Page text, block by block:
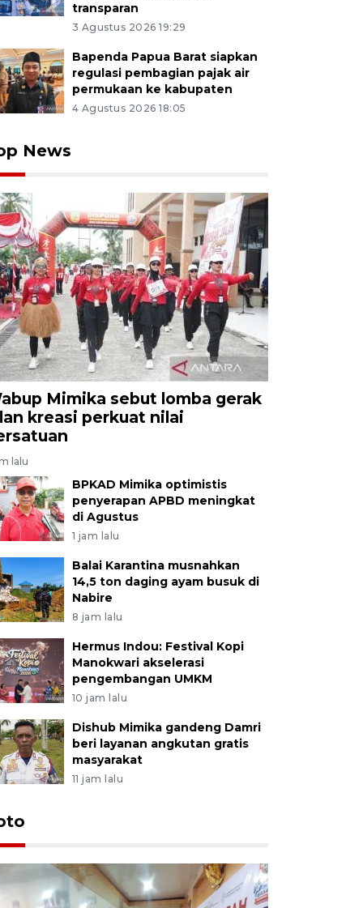
transparan
3 Agustus 2026 19:29
Bapenda Papua Barat siapkan
regulasi pembagian pajak air
permukaan ke kabupaten
4 Agustus 2026 18:05
News
Mimika sebut lomba gerak
kreasi perkuat nilai
lalu
BPKAD Mimika optimistis
penyerapan APBD meningkat
di Agustus
1 jam lalu
Balai Karantina musnahkan
14,5 ton daging ayam busuk di
Nabire
8 jam lalu
Hermus Indou: Festival Kopi
Manokwari akselerasi
pengembangan UMKM
10 jam lalu
Dishub Mimika gandeng Damri
beri layanan angkutan gratis
masyarakat
11 jam lalu